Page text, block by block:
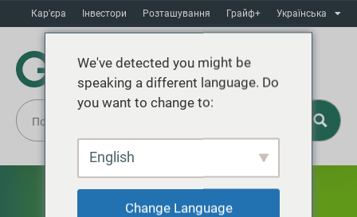
Кар'єра Інвестори Розташування Грайф+ Українська
We've detected you might be
speaking a different language. Do
you want to change to:
English
Change Language